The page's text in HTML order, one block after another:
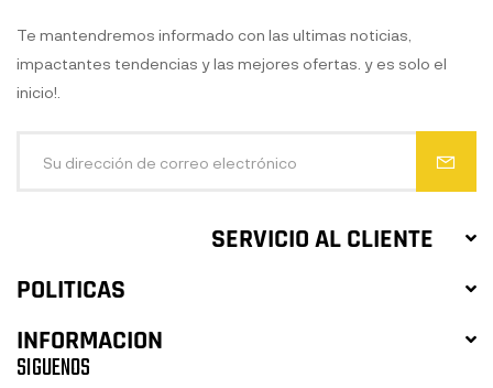
SERVICIO AL CLIENTE
POLITICAS
INFORMACION
Te mantendremos informado con las ultimas noticias,
impactantes tendencias y las mejores ofertas. y es solo el
inicio!.
SIGUENOS